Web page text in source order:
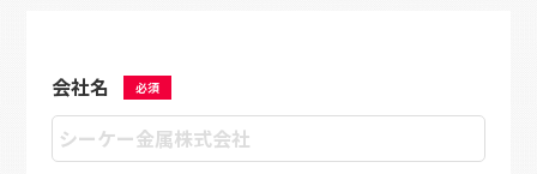
会社名 必須